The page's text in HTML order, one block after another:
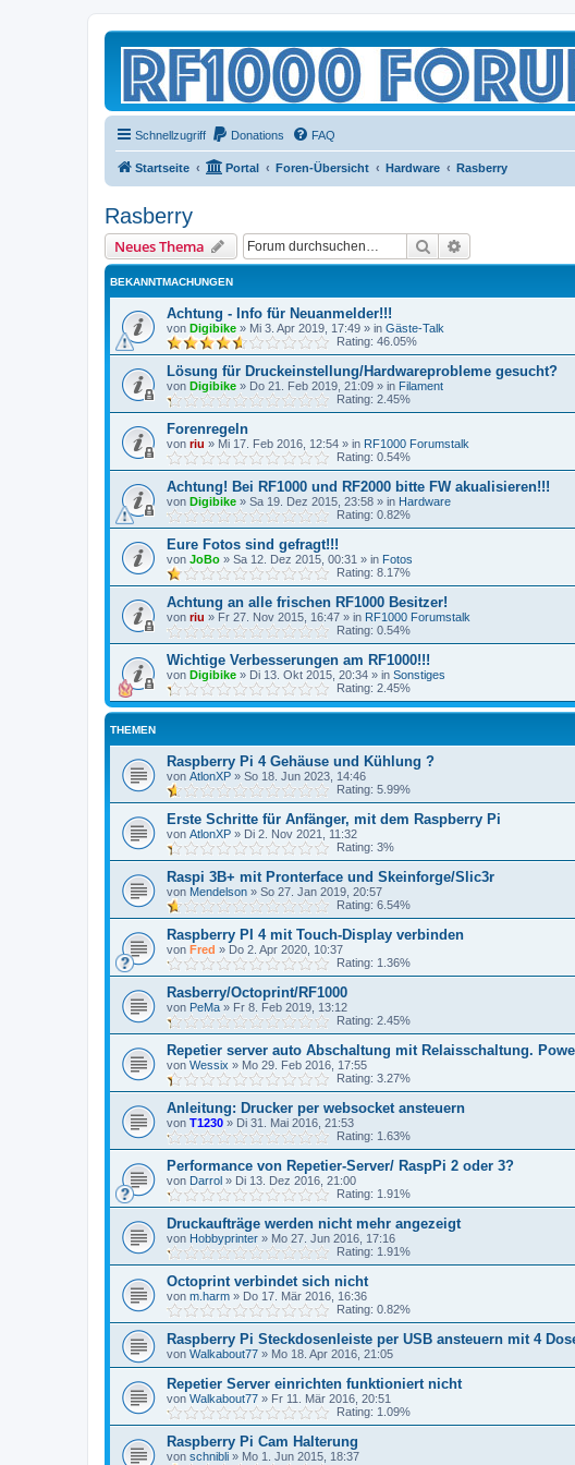
Schnellzugriff Donations FAQ
Startseite Portal Foren-Übersicht Hardware Rasberry
Rasberry
Neues Thema Suche
BEKANNTMACHUNGEN
Achtung - Info für Neuanmelder!!!
von Digibike » Mi 3. Apr 2019, 17:49 » in Gäste-Talk
Rating: 46.05%
Lösung für Druckeinstellung/Hardwareprobleme gesucht?
von Digibike » Do 21. Feb 2019, 21:09 » in Filament
Rating: 2.45%
Forenregeln
von riu » Mi 17. Feb 2016, 12:54 » in RF1000 Forumstalk
Rating: 0.54%
Achtung! Bei RF1000 und RF2000 bitte FW akualisieren!!!
von Digibike » Sa 19. Dez 2015, 23:58 » in Hardware
Rating: 0.82%
Eure Fotos sind gefragt!!!
von JoBo » Sa 12. Dez 2015, 00:31 » in Fotos
Rating: 8.17%
Achtung an alle frischen RF1000 Besitzer!
von riu » Fr 27. Nov 2015, 16:47 » in RF1000 Forumstalk
Rating: 0.54%
Wichtige Verbesserungen am RF1000!!!
von Digibike » Di 13. Okt 2015, 20:34 » in Sonstiges
Rating: 2.45%
THEMEN
Raspberry Pi 4 Gehäuse und Kühlung ?
von AtlonXP » So 18. Jun 2023, 14:46
Rating: 5.99%
Erste Schritte für Anfänger, mit dem Raspberry Pi
von AtlonXP » Di 2. Nov 2021, 11:32
Rating: 3%
Raspi 3B+ mit Pronterface und Skeinforge/Slic3r
von Mendelson » So 27. Jan 2019, 20:57
Rating: 6.54%
Raspberry PI 4 mit Touch-Display verbinden
von Fred » Do 2. Apr 2020, 10:37
Rating: 1.36%
Rasberry/Octoprint/RF1000
von PeMa » Fr 8. Feb 2019, 13:12
Rating: 2.45%
Repetier server auto Abschaltung mit Relaisschaltung.
von Wessix » Mo 29. Feb 2016, 17:55
Rating: 3.27%
Anleitung: Drucker per websocket ansteuern
von T1230 » Di 31. Mai 2016, 21:53
Rating: 1.63%
Performance von Repetier-Server/ RaspPi 2 oder 3?
von Darrol » Di 13. Dez 2016, 21:00
Rating: 1.91%
Druckaufträge werden nicht mehr angezeigt
von Hobbyprinter » Mo 27. Jun 2016, 17:16
Rating: 1.91%
Octoprint verbindet sich nicht
von m.harm » Do 17. Mär 2016, 16:36
Rating: 0.82%
Raspberry Pi Steckdosenleiste per USB ansteuern mit 4
von Walkabout77 » Mo 18. Apr 2016, 21:05
Repetier Server einrichten funktioniert nicht
von Walkabout77 » Fr 11. Mär 2016, 20:51
Rating: 1.09%
Raspberry Pi Cam Halterung
von schnibli » Mo 1. Jun 2015, 18:37